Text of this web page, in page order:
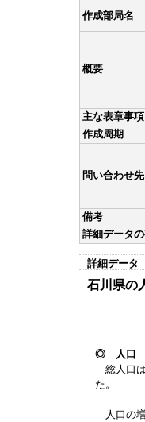
作成部局名
概要
主な表章事項
作成周期
問い合わせ先
備考
詳細データ
詳細データ
石川県の
◎ 人口
総人口は
た。
人口の増